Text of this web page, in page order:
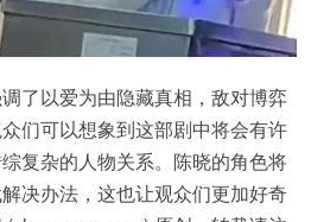
了以爱为由隐藏真相，敌对博弈
们可以想象到这部剧中将会有许
复杂的人物关系。陈晓的角色将
决办法，这也让观众们更加好奇